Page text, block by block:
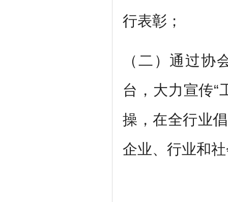
行表彰；
（二）通过协
台，大力宣传“
操，在全行业
企业、行业和